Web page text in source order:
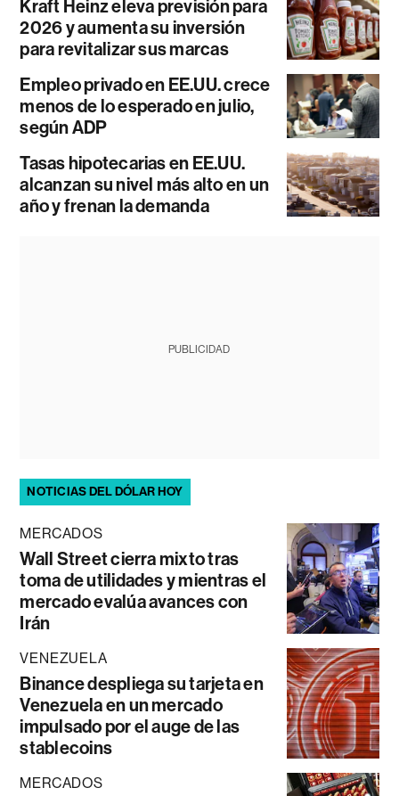
Kraft Heinz eleva previsión para
2026 y aumenta su inversión
para revitalizar sus marcas
Empleo privado en EE.UU. crece
menos de lo esperado en julio,
según ADP
Tasas hipotecarias en EE.UU.
alcanzan su nivel más alto en un
año y frenan la demanda
PUBLICIDAD
NOTICIAS DEL DÓLAR HOY
MERCADOS
Wall Street cierra mixto tras
toma de utilidades y mientras el
mercado evalúa avances con
Irán
VENEZUELA
Binance despliega su tarjeta en
Venezuela en un mercado
impulsado por el auge de las
stablecoins
MERCADOS